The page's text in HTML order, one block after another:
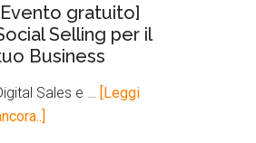
gratuito]
Selling per il
Business
Sales e …
[Leggi